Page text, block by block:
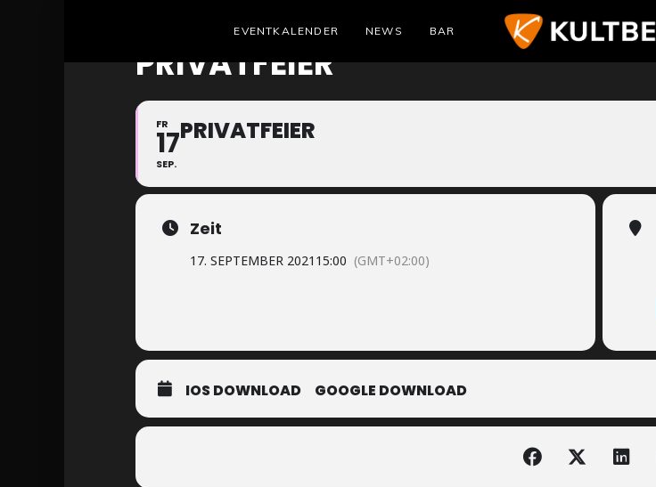
EVENTKALENDER NEWS BAR
PRIVATFEIER
FR
17
SEP.
PRIVATFEIER
Zeit
17. SEPTEMBER 2021 15:00 (GMT+02:00)
IOS DOWNLOAD GOOGLE DOWNLOAD